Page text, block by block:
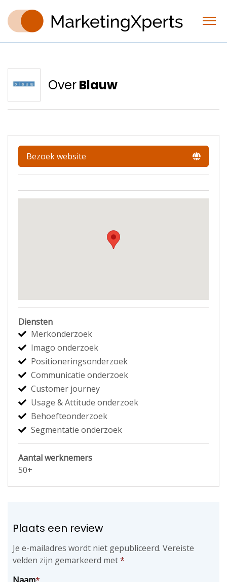
OverBlauw
Bezoek website
Diensten
Merkonderzoek
Imago onderzoek
Positioneringsonderzoek
Communicatie onderzoek
Customer journey
Usage & Attitude onderzoek
Behoefteonderzoek
Segmentatie onderzoek
Aantal werknemers
50+
Plaats een review
Je e-mailadres wordt niet gepubliceerd. Vereiste
velden zijn gemarkeerd met*